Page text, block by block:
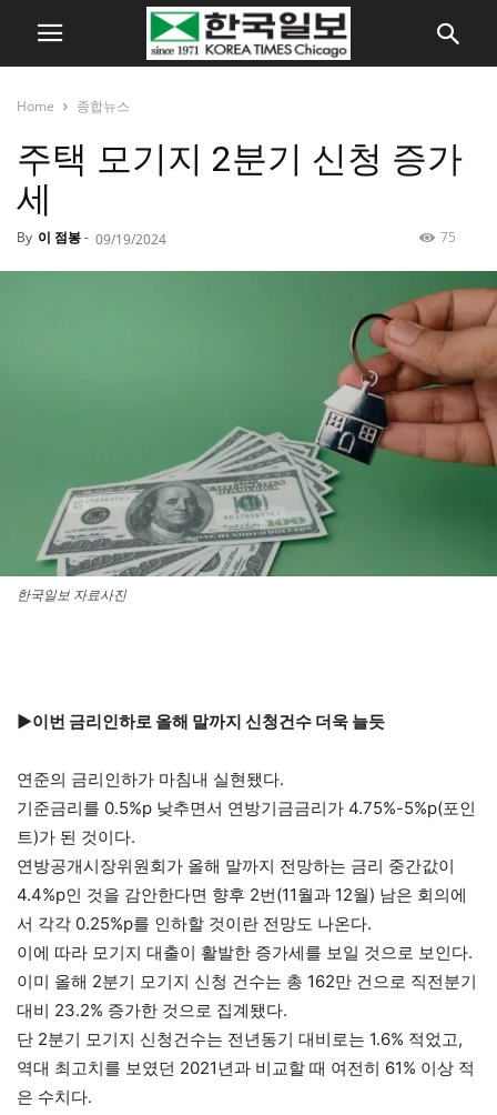
Home 종합뉴스
주택 모기지 2분기 신청 증가
세
By 이 점봉- 09/19/2024 75
한국일보 자료사진
▶이번 금리인하로 올해 말까지 신청건수 더욱 늘듯
연준의 금리인하가 마침내 실현됐다.
기준금리를 0.5%p 낮추면서 연방기금금리가 4.75%-5%p(포인
트)가 된 것이다.
연방공개시장위원회가 올해 말까지 전망하는 금리 중간값이
4.4%p인 것을 감안한다면 향후 2번(11월과 12월) 남은 회의에
서 각각 0.25%p를 인하할 것이란 전망도 나온다.
이에 따라 모기지 대출이 활발한 증가세를 보일 것으로 보인다.
이미 올해 2분기 모기지 신청 건수는 총 162만 건으로 직전분기
대비 23.2% 증가한 것으로 집계됐다.
단 2분기 모기지 신청건수는 전년동기 대비로는 1.6% 적었고,
역대 최고치를 보였던 2021년과 비교할 때 여전히 61% 이상 적
은 수치다.